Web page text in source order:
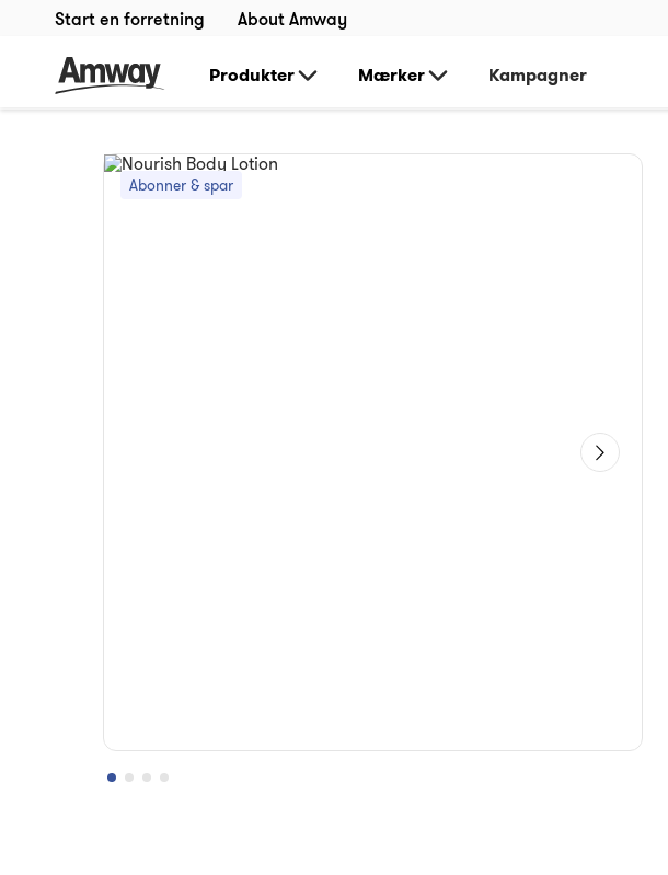
Start en forretning About Amway
Produkter Mærker Kampagner
Abonner & spar